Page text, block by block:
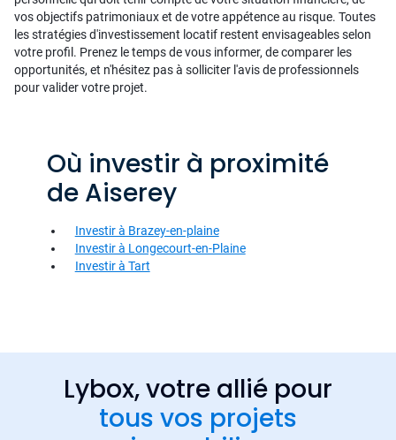
vos objectifs patrimoniaux et de votre appétence au risque. Toutes
les stratégies d'investissement locatif restent envisageables selon
votre profil. Prenez le temps de vous informer, de comparer les
opportunités, et n'hésitez pas à solliciter l'avis de professionnels
pour valider votre projet.
Où investir à proximité
de Aiserey
Investir à Brazey-en-plaine
Investir à Longecourt-en-Plaine
Investir à Tart
Lybox, votre allié pour
tous vos projets